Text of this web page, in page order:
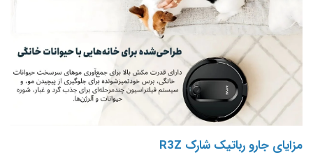
مزایای جارو رباتیک شارک R3Z